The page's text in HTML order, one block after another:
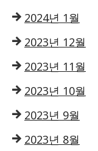
2024년 1월
2023년 12월
2023년 11월
2023년 10월
2023년 9월
2023년 8월